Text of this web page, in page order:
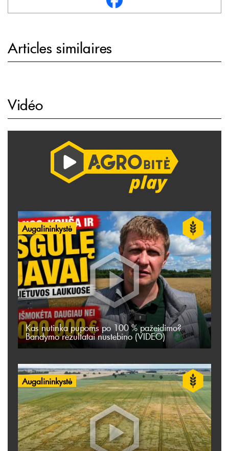
Articles similaires
Vidéo
Augalininkystė
Kas nutinka pupoms po 100 % pažeidimo?
Bandymo rezultatai nustebino (VIDEO)
Augalininkystė